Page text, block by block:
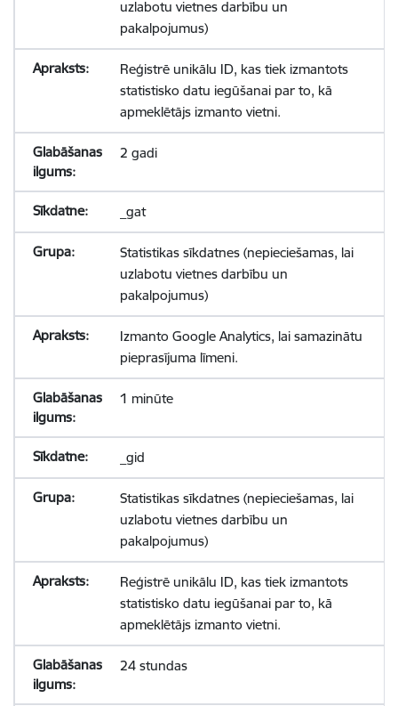
uzlabotu vietnes darbību un
pakalpojumus)
Reģistrē unikālu ID, kas tiek izmantots
statistisko datu iegūšanai par to, kā
apmeklētājs izmanto vietni.
2 gadi
_gat
Statistikas sīkdatnes (nepieciešamas, lai
uzlabotu vietnes darbību un
pakalpojumus)
Izmanto Google Analytics, lai samazinātu
pieprasījuma līmeni.
1 minūte
_gid
Statistikas sīkdatnes (nepieciešamas, lai
uzlabotu vietnes darbību un
pakalpojumus)
Reģistrē unikālu ID, kas tiek izmantots
statistisko datu iegūšanai par to, kā
apmeklētājs izmanto vietni.
24 stundas